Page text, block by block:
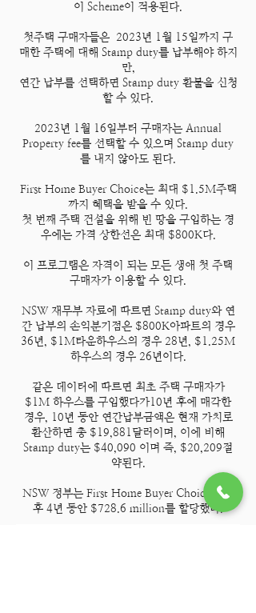
이 Scheme이 적용된다.
첫주택 구매자들은 2023년 1월 15일까지 구
매한 주택에 대해 Stamp duty를 납부해야 하지
만,
연간 납부를 선택하면 Stamp duty 환불을 신청
할 수 있다.
2023년 1월 16일부터 구매자는 Annual
Property fee를 선택할 수 있으며 Stamp duty
를 내지 않아도 된다.
First Home Buyer Choice는 최대 $1.5M주택
까지 혜택을 받을 수 있다.
첫 번째 주택 건설을 위해 빈 땅을 구입하는 경
우에는 가격 상한선은 최대 $800K다.
이 프로그램은 자격이 되는 모든 생애 첫 주택
구매자가 이용할 수 있다.
NSW 재무부 자료에 따르면 Stamp duty와 연
간 납부의 손익분기점은 $800K아파트의 경우
36년, $1M타운하우스의 경우 28년, $1.25M
하우스의 경우 26년이다.
같은 데이터에 따르면 최초 주택 구매자가
$1M 하우스를 구입했다가10년 후에 매각한
경우, 10년 동안 연간납부금액은 현재 가치로
환산하면 총 $19,881달러이며, 이에 비해
Stamp duty는 $40,090 이며 즉, $20,209절
약된다.
NSW 정부는 First Home Buyer Choice에 향
후 4년 동안 $728.6 million를 할당했다.